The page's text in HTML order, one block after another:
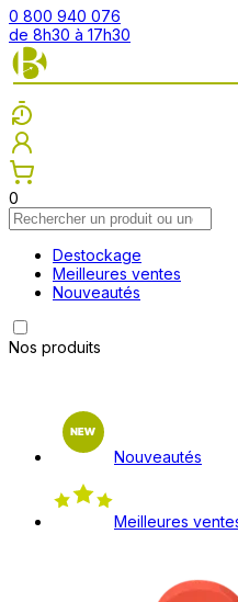
0 800 940 076
de 8h30 à 17h30
0
Destockage
Meilleures ventes
Nouveautés
Nos produits
Nouveautés
Meilleures